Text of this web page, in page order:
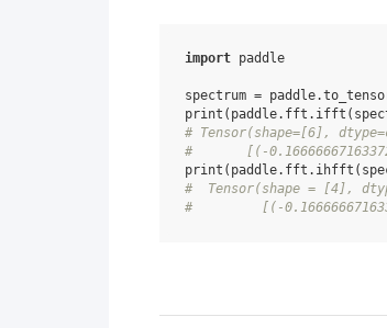
import paddle
spectrum = paddle.
print ( paddle. fft . ifft (
# Tensor(shape=[6],
#       [(-
print ( paddle. fft . ihfft (
#  Tensor(shape = [4],
#         [(-